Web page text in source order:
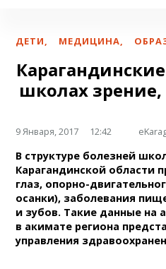
ДЕТИ, МЕДИЦИНА,
школах
9 Января, 2017 12:42
В структуре болезней
Карагандинской области
глаз, опорно-
осанки), заболевания
и зубов. Такие данные на
в акимате региона
управления